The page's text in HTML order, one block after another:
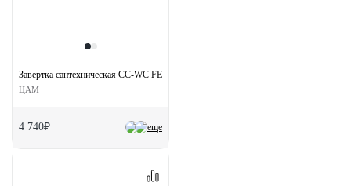
еще
Завертка сантехническая CC-WC FEA на круглой розетке цвет состаренное серебро
ЦАМ
4 740₽